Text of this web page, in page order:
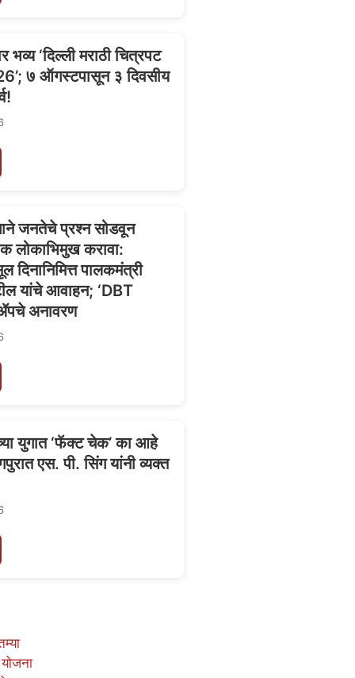
भव्य ‘दिल्ली मराठी चित्रपट
७ ऑगस्टपासून ३ दिवसीय
जनतेचे प्रश्न सोडवून
लोकाभिमुख करावा:
दिनानिमित्त पालकमंत्री
यांचे आवाहन; ‘DBT
अनावरण
युगात ‘फॅक्ट चेक’ का आहे
एस. पी. सिंग यांनी व्यक्त